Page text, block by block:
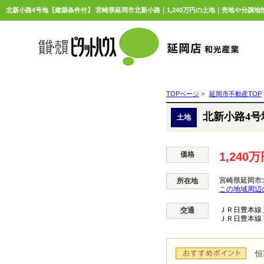
北新小路4号地【建築条件付】 宮崎県延岡市北新小路｜1,240万円の土地｜売地や分譲地
TOPページ > 延岡市不動産TOP
土地 北新小路4
価格 1,240万
所在地
宮崎県延岡市
この地域周
交通 ＪＲ日豊本線
ＪＲ日豊本線